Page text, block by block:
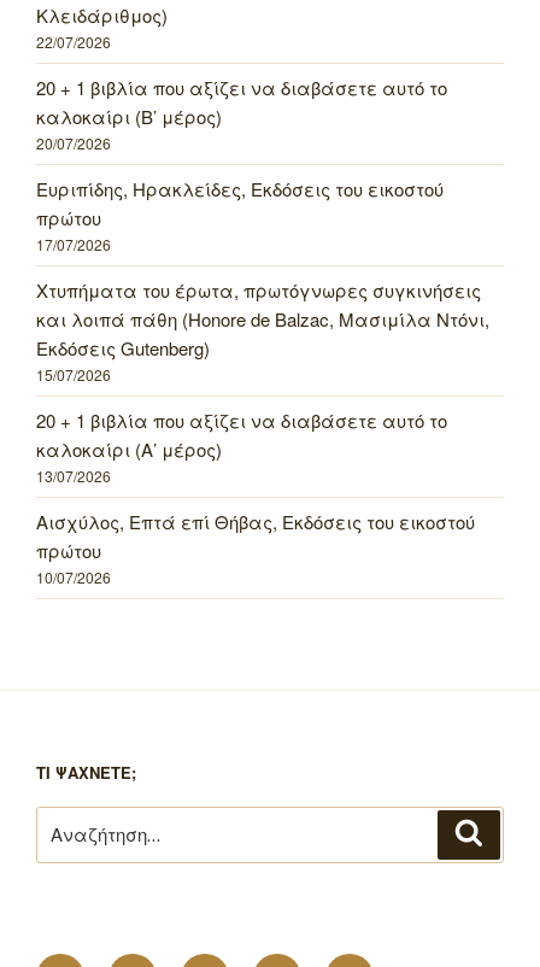
Κλειδάριθμος)
22/07/2026
20 + 1 βιβλία που αξίζει να διαβάσετε αυτό το
καλοκαίρι (Β’ μέρος)
20/07/2026
Ευριπίδης, Ηρακλείδες, Εκδόσεις του εικοστού
πρώτου
17/07/2026
Χτυπήματα του έρωτα, πρωτόγνωρες συγκινήσεις
και λοιπά πάθη (Honore de Balzac, Μασιμίλα Ντόνι,
Εκδόσεις Gutenberg)
15/07/2026
20 + 1 βιβλία που αξίζει να διαβάσετε αυτό το
καλοκαίρι (Α’ μέρος)
13/07/2026
Αισχύλος, Επτά επί Θήβας, Εκδόσεις του εικοστού
πρώτου
10/07/2026
ΤΙ ΨΑΧΝΕΤΕ;
για: